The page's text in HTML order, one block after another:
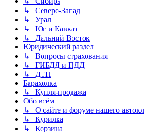
↳ Северо-Запад
↳ Урал
↳ Юг и Кавказ
↳ Дальний Восток
Юридический раздел
↳ Вопросы страхования
↳ ГИБДД и ПДД
↳ ДТП
Барахолка
↳ Купля-продажа
Обо всём
↳ О сайте и форуме нашего
↳ Курилка
↳ Корзина